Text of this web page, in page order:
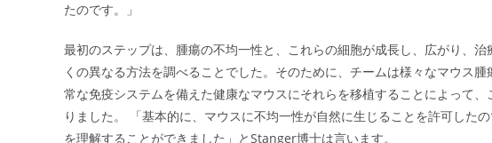
たのです。」
最初のステップは、腫瘍の不均一性と、これらの細胞が成長し、広がり、
くの異なる方法を調べることでした。そのために、チームは様々なマウス
常な免疫システムを備えた健康なマウスにそれらを移植することによって
りました。 「基本的に、マウスに不均一性が自然に生じることを許可した
を理解することができました」とStanger博士は言います。